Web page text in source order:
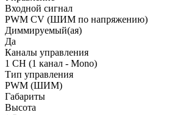
Входной сигнал
PWM СV (ШИМ по напряжению)
Диммируемый(ая)
Да
Каналы управления
1 CH (1 канал - Mono)
Тип управления
PWM (ШИМ)
Габариты
Высота